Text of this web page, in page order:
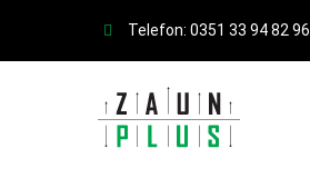
Telefon: 0351 33 94 82 96